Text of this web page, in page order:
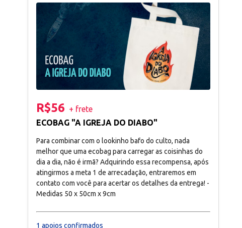
R$56 + frete
ECOBAG "A IGREJA DO DIABO"
Para combinar com o lookinho bafo do culto, nada
melhor que uma ecobag para carregar as coisinhas do
dia a dia, não é irmã? Adquirindo essa recompensa, após
atingirmos a meta 1 de arrecadação, entraremos em
contato com você para acertar os detalhes da entrega! -
Medidas 50 x 50cm x 9cm
1 apoios confirmados